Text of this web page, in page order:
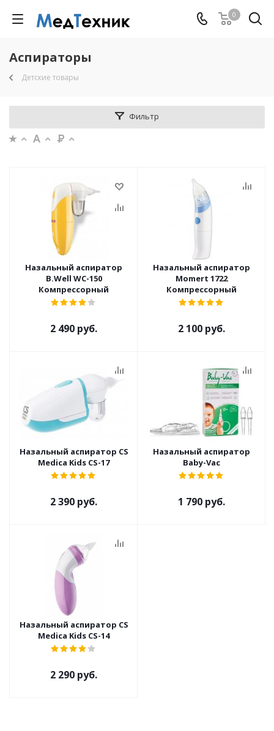
0
Аспираторы
Детские товары
Фильтр
Назальный аспиратор
B.Well WC-150
Компрессорный
2 490 руб.
Назальный аспиратор
Momert 1722
Компрессорный
2 100 руб.
Назальный аспиратор CS
Medica Kids CS-17
2 390 руб.
Назальный аспиратор
Baby-Vac
1 790 руб.
Назальный аспиратор CS
Medica Kids CS-14
2 290 руб.